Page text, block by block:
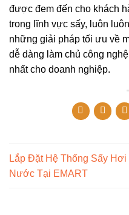
được đem đến cho khách
trong lĩnh vực sấy, luôn
những giải pháp tối ưu về
dễ dàng làm chủ công
nhất cho doanh nghiệp.
Lắp Đặt Hệ Thống Sấy Hơi
Nước Tại EMART